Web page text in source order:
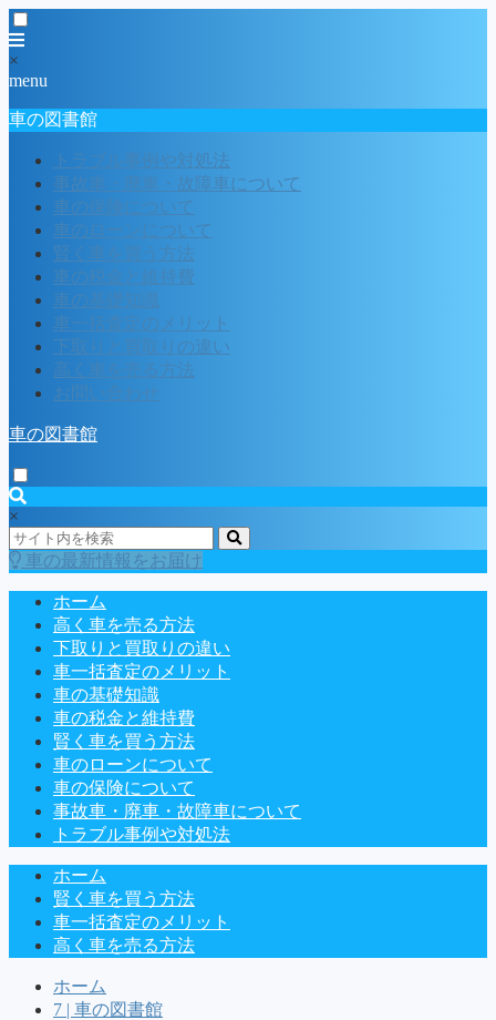
×
menu
車の図書館
トラブル事例や対処法
事故車・廃車・故障車について
車の保険について
車のローンについて
賢く車を買う方法
車の税金と維持費
車の基礎知識
車一括査定のメリット
下取りと買取りの違い
高く車を売る方法
お問い合わせ
車の図書館
×
車の最新情報をお届け
ホーム
高く車を売る方法
下取りと買取りの違い
車一括査定のメリット
車の基礎知識
車の税金と維持費
賢く車を買う方法
車のローンについて
車の保険について
事故車・廃車・故障車について
トラブル事例や対処法
ホーム
賢く車を買う方法
車一括査定のメリット
高く車を売る方法
ホーム
7 | 車の図書館